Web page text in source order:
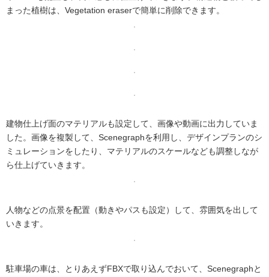
まった植樹は、Vegetation eraserで簡単に削除できます。
建物仕上げ面のマテリアルも設定して、画像や動画に出力していま
した。画像を複製して、Scenegraphを利用し、デザインプランのシ
ミュレーションをしたり、マテリアルのスケールなども調整しなが
ら仕上げていきます。
人物などの点景を配置（動きやパスも設定）して、雰囲気を出して
いきます。
駐車場の車は、とりあえずFBXで取り込んでおいて、Scenegraphと